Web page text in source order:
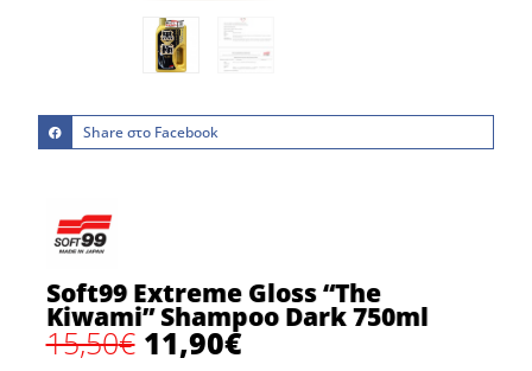
Share στο Facebook
Soft99 Extreme Gloss “The
Kiwami” Shampoo Dark 750ml
15,50€ Original
11,90€Η